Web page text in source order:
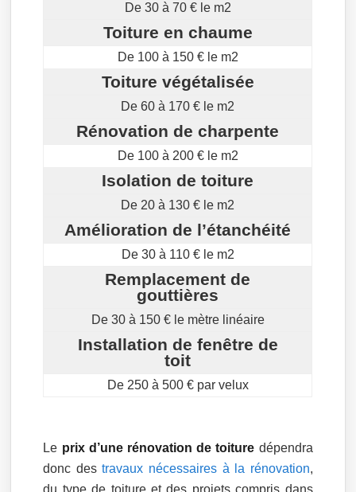
De 30 à 70 € le m2
Toiture en chaume
De 100 à 150 € le m2
Toiture végétalisée
De 60 à 170 € le m2
Rénovation de charpente
De 100 à 200 € le m2
Isolation de toiture
De 20 à 130 € le m2
Amélioration de l’étanchéité
De 30 à 110 € le m2
Remplacement de
gouttières
De 30 à 150 € le mètre linéaire
Installation de fenêtre de
toit
De 250 à 500 € par velux
Le prix d’une rénovation de toiture dépendra
donc destravaux nécessaires à la rénovation,
du type de toiture et des projets compris dans